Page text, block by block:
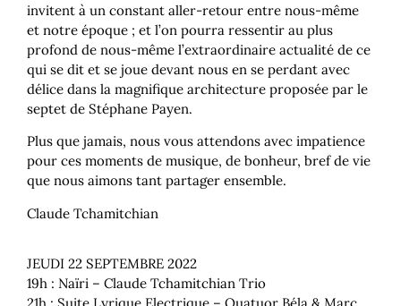
invitent à un constant aller-retour entre nous-même
et notre époque ; et l’on pourra ressentir au plus
profond de nous-même l’extraordinaire actualité de ce
qui se dit et se joue devant nous en se perdant avec
délice dans la magnifique architecture proposée par le
septet de Stéphane Payen.
Plus que jamais, nous vous attendons avec impatience
pour ces moments de musique, de bonheur, bref de vie
que nous aimons tant partager ensemble.
Claude Tchamitchian
JEUDI 22 SEPTEMBRE 2022
19h : Naïri – Claude Tchamitchian Trio